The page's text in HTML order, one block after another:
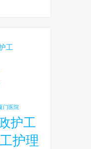
工
门医院
护工
护理